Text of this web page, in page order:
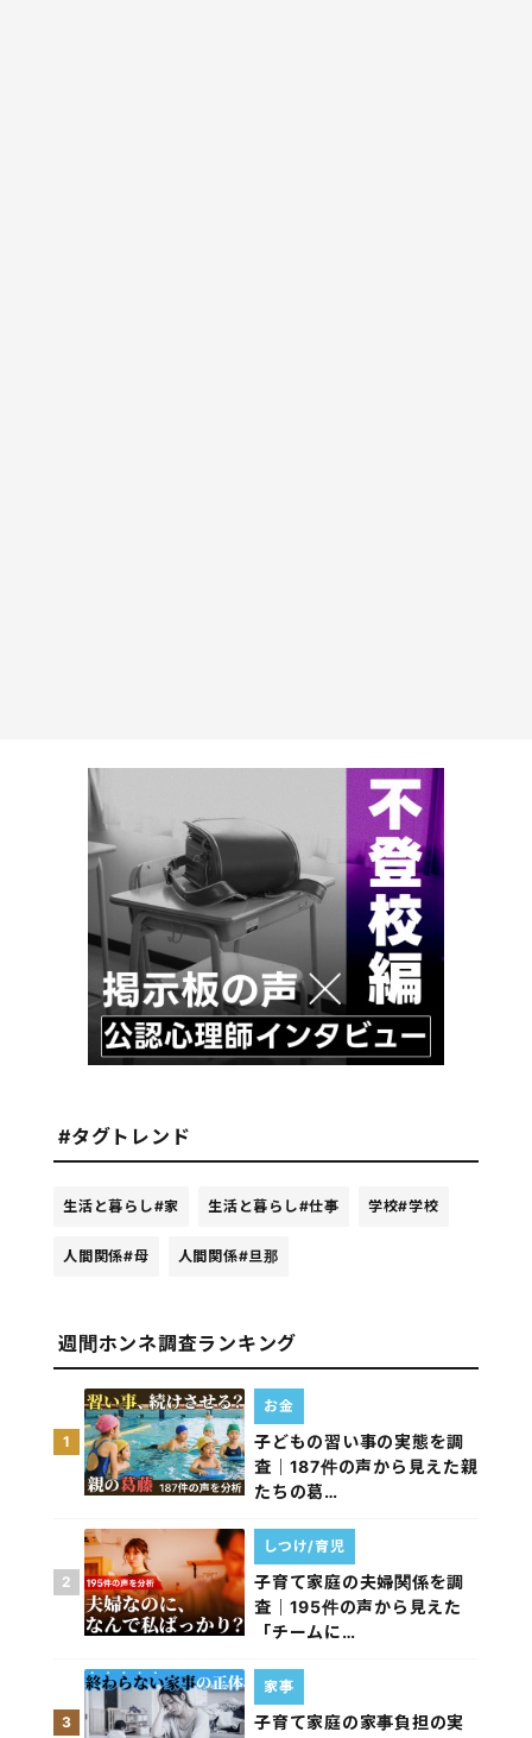
#タグトレンド
生活と暮らし#家 生活と暮らし#仕事 学校#学校
人間関係#母 人間関係#旦那
週間ホンネ調査ランキング
1
子どもの習い事の実態を調
査｜187件の声から見えた親
たちの葛…
お金
2
子育て家庭の夫婦関係を調
査｜195件の声から見えた
「チームに…
しつけ/育児
3
子育て家庭の家事負担の実
家事